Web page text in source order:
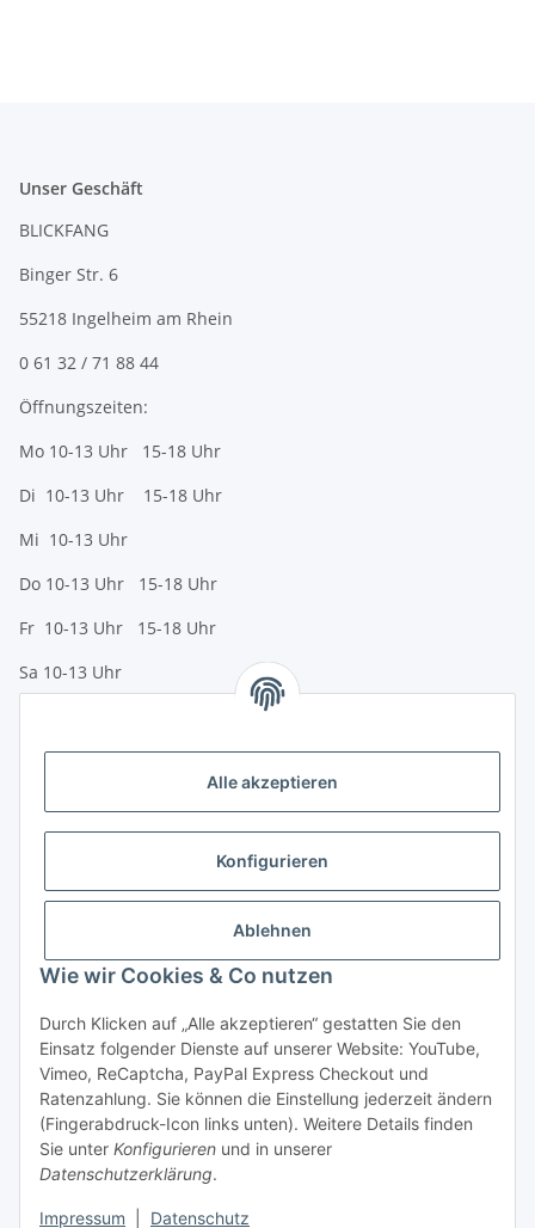
Alle akzeptieren
Konfigurieren
Ablehnen
Wie wir Cookies & Co nutzen
Durch Klicken auf „Alle akzeptieren“ gestatten Sie den
Einsatz folgender Dienste auf unserer Website: YouTube,
Vimeo, ReCaptcha, PayPal Express Checkout und
Ratenzahlung. Sie können die Einstellung jederzeit ändern
(Fingerabdruck-Icon links unten). Weitere Details finden
Sie unter Konfigurieren und in unserer
Datenschutzerklärung.
Impressum Datenschutz
Unser Geschäft
BLICKFANG
Binger Str. 6
55218 Ingelheim am Rhein
0 61 32 / 71 88 44
Öffnungszeiten:
Mo 10-13 Uhr 15-18 Uhr
Di 10-13 Uhr 15-18 Uhr
Mi 10-13 Uhr
Do 10-13 Uhr 15-18 Uhr
Fr 10-13 Uhr 15-18 Uhr
Sa 10-13 Uhr
Vorkasse (per Bank-Überweisung)
Sofortüberweisung
Rechnungskauf
Gesetzliche Informationen
Informationen
Vertrag widerrufen
* Alle Preise inkl. gesetzlicher USt., zzgl.